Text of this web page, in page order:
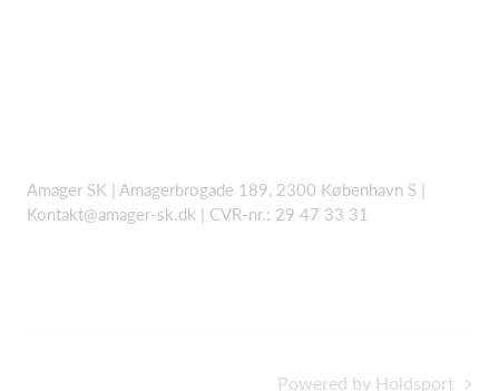
Amager SK | Amagerbrogade 189, 2300 København S |
Kontakt@amager-sk.dk | CVR-nr.: 29 47 33 31
Powered by Holdsport